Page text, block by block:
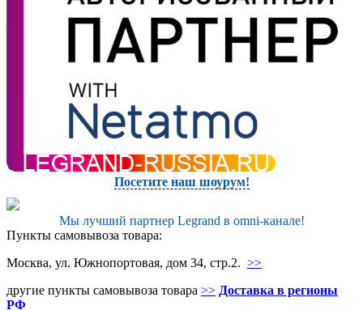
Посетите наш шоурум!
Мы лучший партнер Legrand в omni-канале!
Пункты самовывоза товара:
Москва, ул. Южнопортовая, дом 34, стр.2. >>
другие пункты самовывоза товара >> Доставка в регионы
РФ